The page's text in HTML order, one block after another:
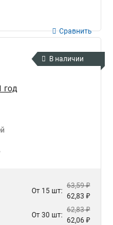
Сравнить
В наличии
год
От 15 шт:
63,59 ₽
62,83 ₽
От 30 шт:
62,83 ₽
62,06 ₽